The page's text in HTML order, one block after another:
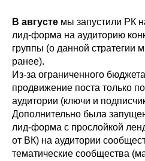
В августе мы запустили РК
лид-форма на аудиторию
группы (о данной стратегии
ранее).
Из-за ограниченного
продвижение поста только
аудитории (ключи и
Дополнительно была
лид-форма с прослойкой
от ВК) на аудитории
тематические сообщества